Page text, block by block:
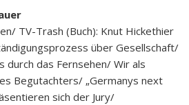
TV-Trash (Buch): Knut Hickethier
über Gesellschaft/
durch das Fernsehen/ Wir als
Begutachters/ „Germanys next
sich der Jury/